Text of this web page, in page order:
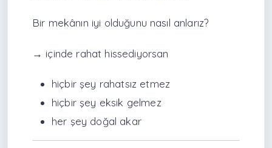
Bir mekânın iyi olduğunu nasıl anlarız?
→ içinde rahat hissediyorsan
hiçbir şey rahatsız etmez
hiçbir şey eksik gelmez
her şey doğal akar